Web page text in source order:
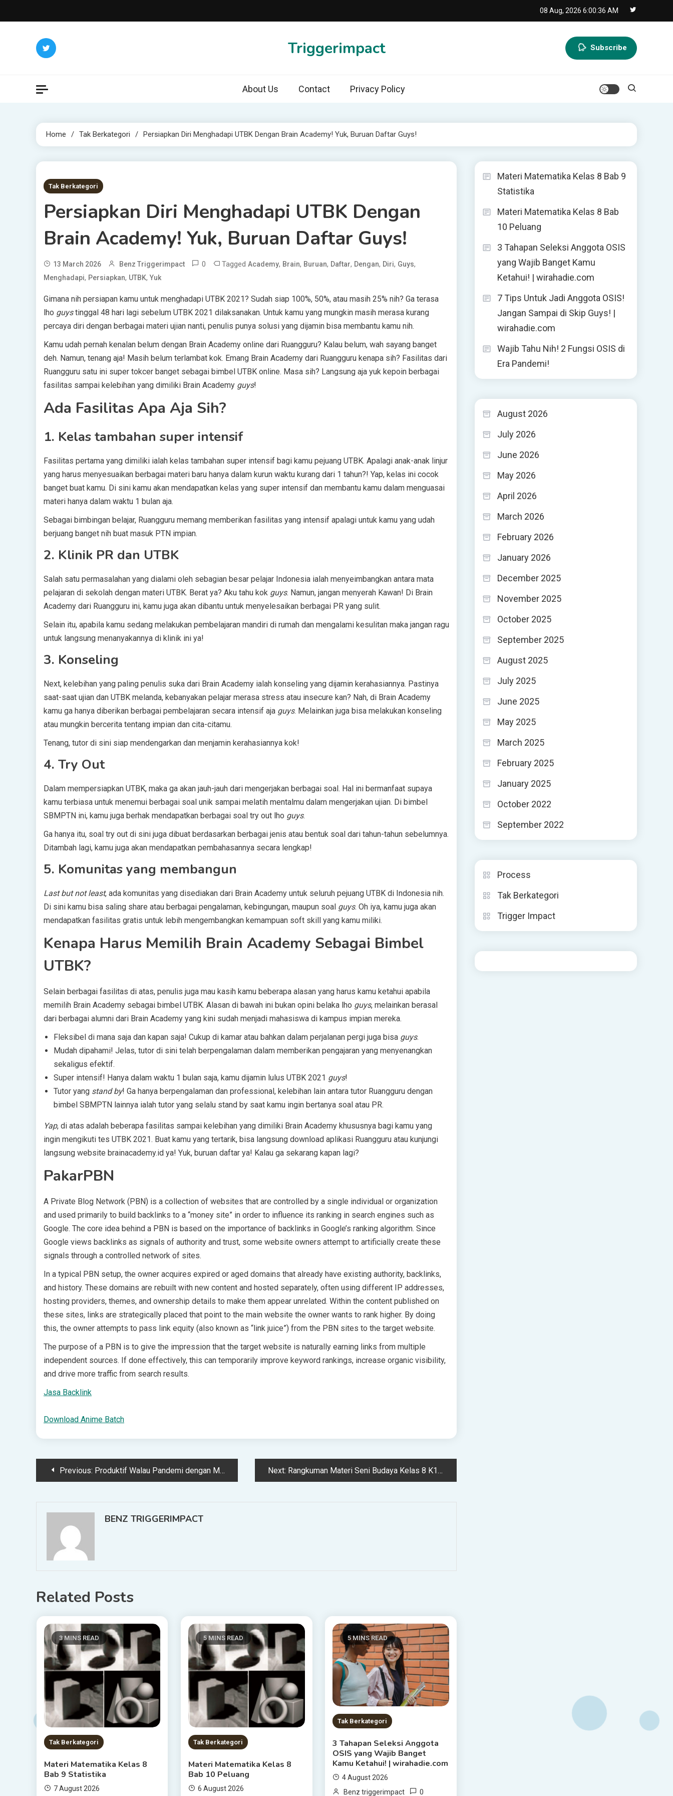
to
08 Aug, 2026 6:00:37 AM
Triggerimpact Subscribe
About Us Contact Privacy Policy
Home Tak Berkategori Persiapkan Diri Menghadapi UTBK Dengan Brain Academy! Yuk, Buruan Daftar Guys!
5 MINS READ
Tak Berkategori
Persiapkan Diri Menghadapi UTBK Dengan
Brain Academy! Yuk, Buruan Daftar Guys!
13 March 2026 Benz Triggerimpact 0 Tagged Academy, Brain, Buruan, Daftar, Dengan, Diri, Guys,
Menghadapi, Persiapkan, UTBK, Yuk
Gimana nih persiapan kamu untuk menghadapi UTBK 2021? Sudah siap 100%, 50%, atau masih 25% nih? Ga terasa
lho guystinggal 48 hari lagi sebelum UTBK 2021 dilaksanakan. Untuk kamu yang mungkin masih merasa kurang
percaya diri dengan berbagai materi ujian nanti, penulis punya solusi yang dijamin bisa membantu kamu nih.
Kamu udah pernah kenalan belum dengan Brain Academy online dari Ruangguru? Kalau belum, wah sayang banget
deh. Namun, tenang aja! Masih belum terlambat kok. Emang Brain Academy dari Ruangguru kenapa sih? Fasilitas dari
Ruangguru satu ini super tokcer banget sebagai bimbel UTBK online. Masa sih? Langsung aja yuk kepoin berbagai
fasilitas sampai kelebihan yang dimiliki Brain Academy guys!
Ada Fasilitas Apa Aja Sih?
1. Kelas tambahan super intensif
Fasilitas pertama yang dimiliki ialah kelas tambahan super intensif bagi kamu pejuang UTBK. Apalagi anak-anak linjur
yang harus menyesuaikan berbagai materi baru hanya dalam kurun waktu kurang dari 1 tahun?! Yap, kelas ini cocok
banget buat kamu. Di sini kamu akan mendapatkan kelas yang super intensif dan membantu kamu dalam menguasai
materi hanya dalam waktu 1 bulan aja.
Sebagai bimbingan belajar, Ruangguru memang memberikan fasilitas yang intensif apalagi untuk kamu yang udah
berjuang banget nih buat masuk PTN impian.
2. Klinik PR dan UTBK
Salah satu permasalahan yang dialami oleh sebagian besar pelajar Indonesia ialah menyeimbangkan antara mata
pelajaran di sekolah dengan materi UTBK. Berat ya? Aku tahu kok guys. Namun, jangan menyerah Kawan! Di Brain
Academy dari Ruangguru ini, kamu juga akan dibantu untuk menyelesaikan berbagai PR yang sulit.
Selain itu, apabila kamu sedang melakukan pembelajaran mandiri di rumah dan mengalami kesulitan maka jangan ragu
untuk langsung menanyakannya di klinik ini ya!
3. Konseling
Next, kelebihan yang paling penulis suka dari Brain Academy ialah konseling yang dijamin kerahasiannya. Pastinya
saat-saat ujian dan UTBK melanda, kebanyakan pelajar merasa stress atau insecure kan? Nah, di Brain Academy
kamu ga hanya diberikan berbagai pembelajaran secara intensif aja guys. Melainkan juga bisa melakukan konseling
atau mungkin bercerita tentang impian dan cita-citamu.
Tenang, tutor di sini siap mendengarkan dan menjamin kerahasiannya kok!
4. Try Out
Dalam mempersiapkan UTBK, maka ga akan jauh-jauh dari mengerjakan berbagai soal. Hal ini bermanfaat supaya
kamu terbiasa untuk menemui berbagai soal unik sampai melatih mentalmu dalam mengerjakan ujian. Di bimbel
SBMPTN ini, kamu juga berhak mendapatkan berbagai soal try out lho guys.
Ga hanya itu, soal try out di sini juga dibuat berdasarkan berbagai jenis atau bentuk soal dari tahun-tahun sebelumnya.
Ditambah lagi, kamu juga akan mendapatkan pembahasannya secara lengkap!
5. Komunitas yang membangun
Last but not least, ada komunitas yang disediakan dari Brain Academy untuk seluruh pejuang UTBK di Indonesia nih.
Di sini kamu bisa saling share atau berbagai pengalaman, kebingungan, maupun soal guys. Oh iya, kamu juga akan
mendapatkan fasilitas gratis untuk lebih mengembangkan kemampuan soft skill yang kamu miliki.
Kenapa Harus Memilih Brain Academy Sebagai Bimbel
UTBK?
Selain berbagai fasilitas di atas, penulis juga mau kasih kamu beberapa alasan yang harus kamu ketahui apabila
memilih Brain Academy sebagai bimbel UTBK. Alasan di bawah ini bukan opini belaka lho guys, melainkan berasal
dari berbagai alumni dari Brain Academy yang kini sudah menjadi mahasiswa di kampus impian mereka.
Fleksibel di mana saja dan kapan saja! Cukup di kamar atau bahkan dalam perjalanan pergi juga bisa guys.
Mudah dipahami! Jelas, tutor di sini telah berpengalaman dalam memberikan pengajaran yang menyenangkan
sekaligus efektif.
Super intensif! Hanya dalam waktu 1 bulan saja, kamu dijamin lulus UTBK 2021 guys!
Tutor yang stand by! Ga hanya berpengalaman dan professional, kelebihan lain antara tutor Ruangguru dengan
bimbel SBMPTN lainnya ialah tutor yang selalu stand by saat kamu ingin bertanya soal atau PR.
Yap, di atas adalah beberapa fasilitas sampai kelebihan yang dimiliki Brain Academy khususnya bagi kamu yang
ingin mengikuti tes UTBK 2021. Buat kamu yang tertarik, bisa langsung download aplikasi Ruangguru atau kunjungi
langsung website brainacademy.id ya! Yuk, buruan daftar ya! Kalau ga sekarang kapan lagi?
PakarPBN
A Private Blog Network (PBN) is a collection of websites that are controlled by a single individual or organization
and used primarily to build backlinks to a “money site” in order to influence its ranking in search engines such as
Google. The core idea behind a PBN is based on the importance of backlinks in Google’s ranking algorithm. Since
Google views backlinks as signals of authority and trust, some website owners attempt to artificially create these
signals through a controlled network of sites.
In a typical PBN setup, the owner acquires expired or aged domains that already have existing authority, backlinks,
and history. These domains are rebuilt with new content and hosted separately, often using different IP addresses,
hosting providers, themes, and ownership details to make them appear unrelated. Within the content published on
these sites, links are strategically placed that point to the main website the owner wants to rank higher. By doing
this, the owner attempts to pass link equity (also known as “link juice”) from the PBN sites to the target website.
The purpose of a PBN is to give the impression that the target website is naturally earning links from multiple
independent sources. If done effectively, this can temporarily improve keyword rankings, increase organic visibility,
and drive more traffic from search results.
Jasa Backlink
Download Anime Batch
PostPrevious: Produktif Walau Pandemi dengan Melatih Skill di Skill Academy! Ada Diskon Besar-Besaran untuk Kamu! Next: Rangkuman Materi Seni Budaya Kelas 8 K13 Revisi, Lengkap!
BENZ TRIGGERIMPACT
Related Posts
3 MINS READ
Tak Berkategori
Materi Matematika Kelas 8
Bab 9 Statistika
7 August 2026
5 MINS READ
Tak Berkategori
Materi Matematika Kelas 8
Bab 10 Peluang
6 August 2026
5 MINS READ
Tak Berkategori
3 Tahapan Seleksi Anggota
OSIS yang Wajib Banget
Kamu Ketahui! | wirahadie.com
4 August 2026
Benz triggerimpact
0
Materi Matematika Kelas 8 Bab 9
Statistika
Materi Matematika Kelas 8 Bab
10 Peluang
3 Tahapan Seleksi Anggota OSIS
yang Wajib Banget Kamu
Ketahui! | wirahadie.com
7 Tips Untuk Jadi Anggota OSIS!
Jangan Sampai di Skip Guys! |
wirahadie.com
Wajib Tahu Nih! 2 Fungsi OSIS di
Era Pandemi!
August 2026
July 2026
June 2026
May 2026
April 2026
March 2026
February 2026
January 2026
December 2025
November 2025
October 2025
September 2025
August 2025
July 2025
June 2025
May 2025
March 2025
February 2025
January 2025
October 2022
September 2022
Process
Tak Berkategori
Trigger Impact